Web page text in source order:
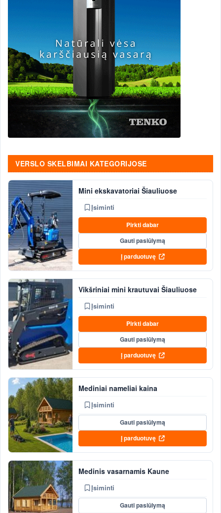
VERSLO SKELBIMAI KATEGORIJOSE
Mini ekskavatoriai Šiauliuose
Įsiminti
Pirkti dabar
Gauti pasiūlymą
Į parduotuvę
Vikšriniai mini krautuvai Šiauliuose
Įsiminti
Pirkti dabar
Gauti pasiūlymą
Į parduotuvę
Mediniai nameliai kaina
Įsiminti
Gauti pasiūlymą
Į parduotuvę
Medinis vasarnamis Kaune
Įsiminti
Gauti pasiūlymą